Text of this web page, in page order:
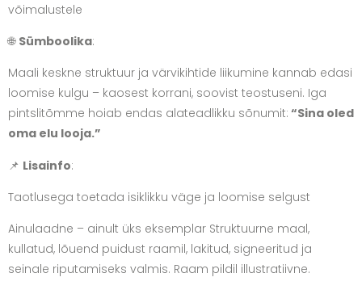
võimalustele
🌐 Sümboolika:
Maali keskne struktuur ja värvikihtide liikumine kannab edasi
loomise kulgu – kaosest korrani, soovist teostuseni. Iga
pintslitõmme hoiab endas alateadlikku sõnumit: “Sina oled
oma elu looja.”
📌 Lisainfo:
Taotlusega toetada isiklikku väge ja loomise selgust
Ainulaadne – ainult üks eksemplar Struktuurne maal,
kullatud, lõuend puidust raamil, lakitud, signeeritud ja
seinale riputamiseks valmis. Raam pildil illustratiivne.